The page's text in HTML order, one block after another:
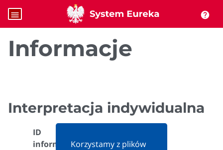
menu help
Informacje
Interpretacja indywidualna
ID
informacji:Korzystamy z plików